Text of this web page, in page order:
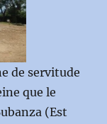
de servitude
que le
(Est